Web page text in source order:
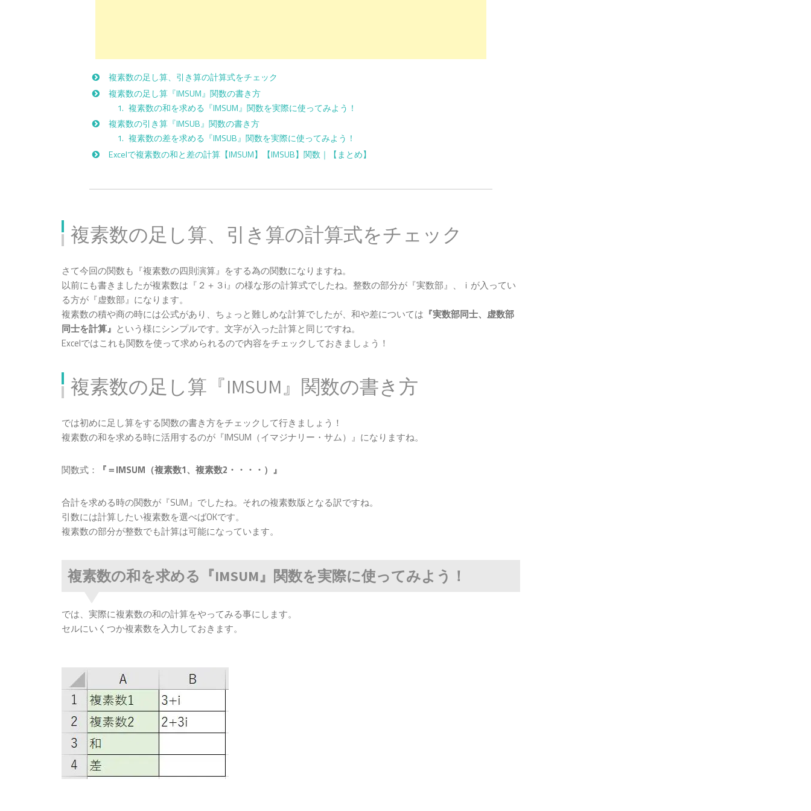
複素数の足し算、引き算の計算式をチェック
複素数の足し算『IMSUM』関数の書き方
複素数の和を求める『IMSUM』関数を実際に使ってみよう！
複素数の引き算『IMSUB』関数の書き方
複素数の差を求める『IMSUB』関数を実際に使ってみよう！
Excelで複素数の和と差の計算【IMSUM】【IMSUB】関数｜【まとめ】
複素数の足し算、引き算の計算式をチェック
さて今回の関数も『複素数の四則演算』をする為の関数になりますね。
以前にも書きましたが複素数は『２＋３i』の様な形の計算式でしたね。整数の部分が『実数部』、ｉが入ってい
る方が『虚数部』になります。
複素数の積や商の時には公式があり、ちょっと難しめな計算でしたが、和や差については 『実数部同士、虚数部
同士を計算』 という様にシンプルです。文字が入った計算と同じですね。
Excelではこれも関数を使って求められるので内容をチェックしておきましょう！
複素数の足し算『IMSUM』関数の書き方
では初めに足し算をする関数の書き方をチェックして行きましょう！
複素数の和を求める時に活用するのが『IMSUM（イマジナリー・サム）』になりますね。
関数式： 『＝IMSUM（複素数1、複素数2・・・・）』
合計を求める時の関数が『SUM』でしたね。それの複素数版となる訳ですね。
引数には計算したい複素数を選べばOKです。
複素数の部分が整数でも計算は可能になっています。
複素数の和を求める『IMSUM』関数を実際に使ってみよう！
では、実際に複素数の和の計算をやってみる事にします。
セルにいくつか複素数を入力しておきます。